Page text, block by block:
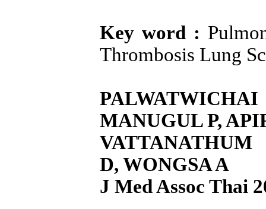
Key word :
Thrombosis Lung
MANUGUL P,
D, WONGSA A
J Med Assoc Thai